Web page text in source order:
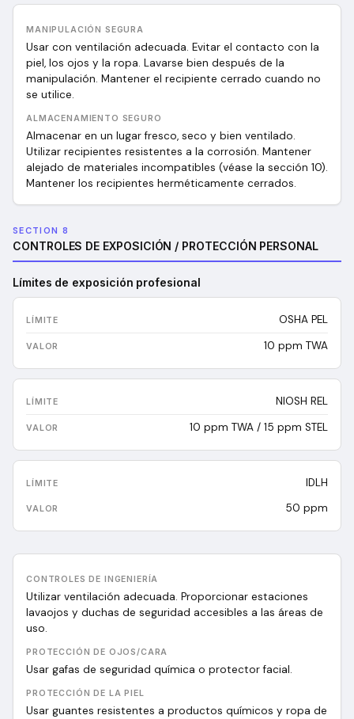
MANIPULACIÓN SEGURA
Usar con ventilación adecuada. Evitar el contacto con la
piel, los ojos y la ropa. Lavarse bien después de la
manipulación. Mantener el recipiente cerrado cuando no
se utilice.
ALMACENAMIENTO SEGURO
Almacenar en un lugar fresco, seco y bien ventilado.
Utilizar recipientes resistentes a la corrosión. Mantener
alejado de materiales incompatibles (véase la sección 10).
Mantener los recipientes herméticamente cerrados.
SECTION 8
CONTROLES DE EXPOSICIÓN / PROTECCIÓN PERSONAL
Límites de exposición profesional
OSHA PEL
10 ppm TWA
NIOSH REL
10 ppm TWA / 15 ppm STEL
IDLH
50 ppm
CONTROLES DE INGENIERÍA
Utilizar ventilación adecuada. Proporcionar estaciones
lavaojos y duchas de seguridad accesibles a las áreas de
uso.
PROTECCIÓN DE OJOS/CARA
Usar gafas de seguridad química o protector facial.
PROTECCIÓN DE LA PIEL
Usar guantes resistentes a productos químicos y ropa de